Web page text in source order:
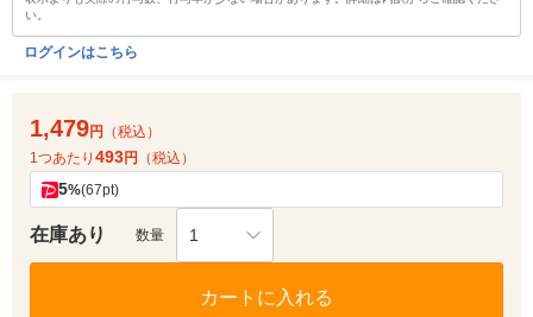
い。
ログインはこちら
1,479円
（税込）
1つあたり 493円 （税込）
5%(67pt)
在庫あり 数量 1
カートに入れる